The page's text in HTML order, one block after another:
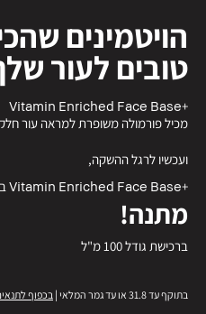
הויטמינים
טובים לעור
+Vitamin Enriched Face Base
מכיל פורמולה משופרת למראה עור חלק
ועכשיו לרגל ההשקה,
+Vitamin Enriched Face Base בגודל 15 מ"ל
מתנה!
ברכישת גודל 100 מ"ל
בתוקף עד 31.8 או עד גמר המלאי | בכפוף